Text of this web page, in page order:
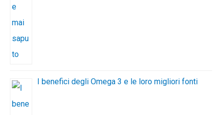
I benefici degli Omega 3 e le loro migliori fonti